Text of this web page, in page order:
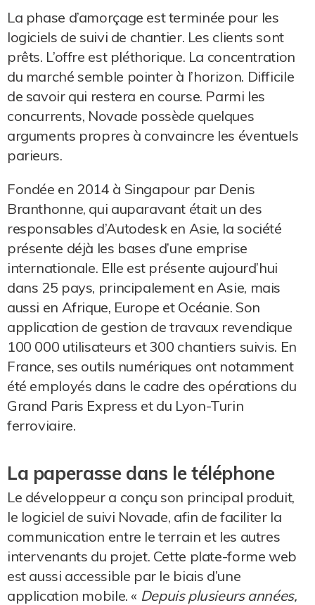
La phase d’amorçage est terminée pour les
logiciels de suivi de chantier. Les clients sont
prêts. L’offre est pléthorique. La concentration
du marché semble pointer à l’horizon. Difficile
de savoir qui restera en course. Parmi les
concurrents, Novade possède quelques
arguments propres à convaincre les éventuels
parieurs.
Fondée en 2014 à Singapour par Denis
Branthonne, qui auparavant était un des
responsables d’Autodesk en Asie, la société
présente déjà les bases d’une emprise
internationale. Elle est présente aujourd’hui
dans 25 pays, principalement en Asie, mais
aussi en Afrique, Europe et Océanie. Son
application de gestion de travaux revendique
100 000 utilisateurs et 300 chantiers suivis. En
France, ses outils numériques ont notamment
été employés dans le cadre des opérations du
Grand Paris Express et du Lyon-Turin
ferroviaire.
La paperasse dans le téléphone
Le développeur a conçu son principal produit,
le logiciel de suivi Novade, afin de faciliter la
communication entre le terrain et les autres
intervenants du projet. Cette plate-forme web
est aussi accessible par le biais d’une
application mobile. « Depuis plusieurs années,